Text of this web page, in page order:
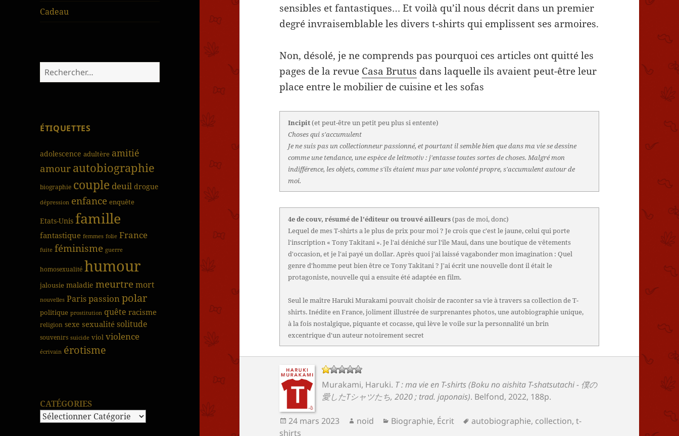
Cadeau
Rechercher :
ÉTIQUETTES
adolescence adultère amitié
amourautobiographie
biographie couple deuil drogue
dépression enfance enquête
Etats-Unis famille
fantastique femmes folie France
fuite féminisme guerre
homosexualité humour
jalousie maladie meurtremort
nouvelles Parispassionpolar
politique prostitution quête racisme
religion sexe sexualité solitude
souvenirs suicide viol violence
écrivain érotisme
CATÉGORIES
sensibles et fantastiques… Et voilà qu’il nous décrit dans un premier
degré invraisemblable les divers t-shirts qui emplissent ses armoires.
Non, désolé, je ne comprends pas pourquoi ces articles ont quitté les
pages de la revue Casa Brutus dans laquelle ils avaient peut-être leur
place entre le mobilier de cuisine et les sofas
Incipit(et peut-être un petit peu plus si entente)
Choses qui s'accumulent
Je ne suis pas un collectionneur passionné, et pourtant il semble bien que dans ma vie se dessine
comme une tendance, une espèce de leitmotiv : j'entasse toutes sortes de choses. Malgré mon
indifférence, les objets, comme s'ils étaient mus par une volonté propre, s'accumulent autour de
moi.
4e de couv, résumé de l'éditeur ou trouvé ailleurs(pas de moi, donc)
Lequel de mes T-shirts a le plus de prix pour moi ? Je crois que c'est le jaune, celui qui porte
l'inscription « Tony Takitani ». Je l'ai déniché sur l'île Maui, dans une boutique de vêtements
d'occasion, et je l'ai payé un dollar. Après quoi j'ai laissé vagabonder mon imagination : Quel
genre d'homme peut bien être ce Tony Takitani ? J'ai écrit une nouvelle dont il était le
protagoniste, nouvelle qui a ensuite été adaptée en film.
Seul le maître Haruki Murakami pouvait choisir de raconter sa vie à travers sa collection de T-
shirts. Inédite en France, joliment illustrée de surprenantes photos, une autobiographie unique,
à la fois nostalgique, piquante et cocasse, qui lève le voile sur la personnalité un brin
excentrique d'un auteur notoirement secret
Murakami, Haruki. T : ma vie en T-shirts (Boku no aishita T-shatsutachi - 僕の
愛したTシャツたち, 2020 ; trad. japonais). Belfond, 2022, 188p.
Publié
le
24 mars 2023 Auteur
noid Catégories
Biographie, Écrit
Mots-
autobiographie, collection,t-
shirts